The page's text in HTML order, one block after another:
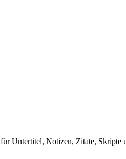
Untertitel, Notizen, Zitate,